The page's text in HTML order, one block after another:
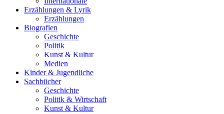
Erzählungen & Lyrik
Erzählungen
Biografien
Geschichte
Politik
Kunst & Kultur
Medien
Kinder & Jugendliche
Sachbücher
Geschichte
Politik & Wirtschaft
Kunst & Kultur